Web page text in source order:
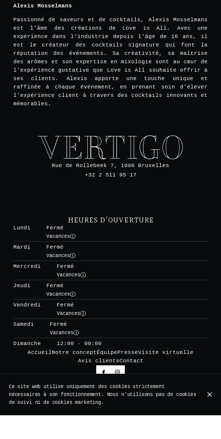
Alexis Mosselmans
Passionné de saveurs et de cocktails, Alexis Mosselmans
est l'âme des créations de Love is All. Avec une
expérience dans l’industrie depuis l'âge de 16 ans, il
est le créateur des cocktails signature qui font la
réputation des événements. Sa créativité, sa maîtrise
des arômes et son expertise en mixologie sont au cœur de
l'expérience gustative que Love is All souhaite offrir à
ses clients. Alexis apporte une touche unique et
raffinée à chaque événement, en prenant soin d'élever
l'expérience client à travers des cocktails innovants et
mémorables.
Rue de Rollebeek 7, 1000 Bruxelles
+32 2 511 95 17
HEURES D'OUVERTURE
Lundi
Fermé
Vacances
Mardi
Fermé
Vacances
Mercredi
Fermé
Vacances
Jeudi
Fermé
Vacances
Vendredi
Fermé
Vacances
Samedi
Fermé
Vacances
Dimanche
12:00 - 00:00
AccueilNotre conceptÉquipePresseVisite virtuelle
Avis clientsContact
S'ABONNER À NOTRE NEWSLETTER
© Vertigo 2026
Ce site web utilise uniquement des cookies strictement
nécessaires à son fonctionnement. Nous n'utilisons pas de cookies
de suivi ni de cookies marketing.